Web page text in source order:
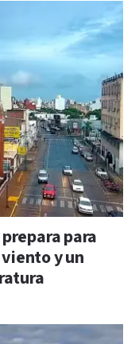
para
y un